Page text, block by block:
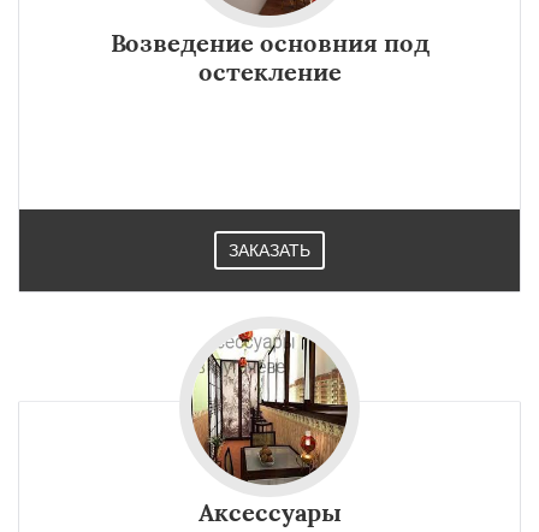
Возведение основния под
остекление
ЗАКАЗАТЬ
Аксессуары